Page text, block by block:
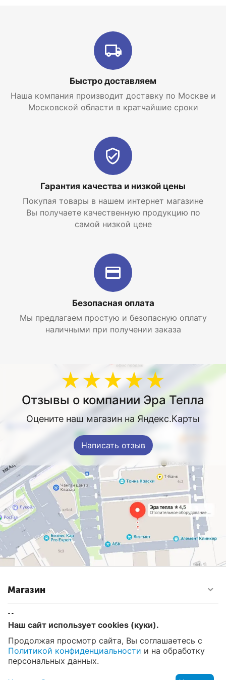
Информативный пульт с яркой оранжевой
Функция защиты от простуды.
Антикоррозийное покрытие теплообменников
Golden Fin.
Автоматическая перезагрузка.
2-х стороннее подключение дренажа.
индексами 28, 35, 55, 75).
Функция iFeel.
Функция блокировки кнопок пульта.
Теплый пуск.
Шумоизоляция компрессора.
Зимний комплект (опция).
Felicita – это модельный ряд настенных
кондиционеров 2025 года выпуска. Все сплит-
системы этой серии поддерживают режимы
обогрева, кондиционирования, осушения и
вентиляции. Управление ими осуществляется либо
с пульта, входящего в комплект поставки, либо
через приложение в смартфоне (модуль Wi-Fi
встроен).
Быстро доставляем
Наша компания производит доставку по Москве и
Московской области в кратчайшие сроки
Гарантия качества и низкой цены
Покупая товары в нашем интернет магазине
Вы получаете качественную продукцию по
самой низкой цене
Безопасная оплата
Мы предлагаем простую и безопасную оплату
наличными при получении заказа
★★★★★
Отзывы о компании Эра Тепла
Оцените наш магазин на Яндекс.Карты
Написать отзыв
Магазин
Контакты
© 2008 - 2026 Эра Тепла. Интернет магазин отопительных
систем и водоснабжения в Москве
Наш сайт использует cookies (куки).
Продолжая просмотр сайта, Вы соглашаетесь с
Политикой конфиденциальности и на обработку
персональных данных.